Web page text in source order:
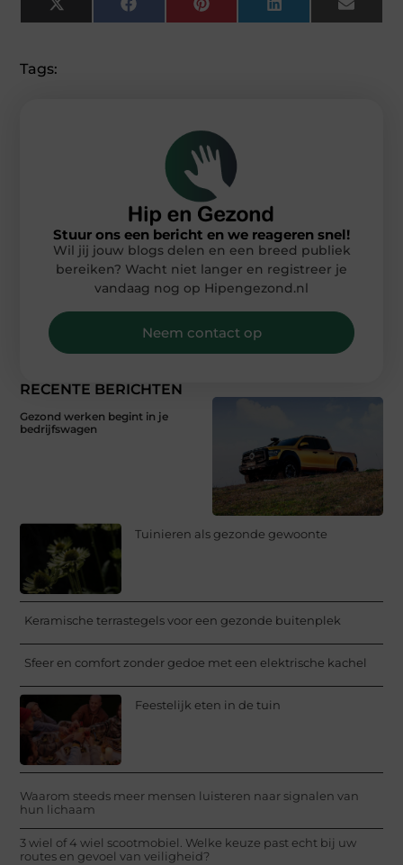
X
(Twitter)
FacebookPinterestLinkedInEmail
Tags:
RECENTE BERICHTEN
Gezond werken begint in je
bedrijfswagen
Tuinieren als gezonde gewoonte
Keramische terrastegels voor een gezonde buitenplek
Sfeer en comfort zonder gedoe met een elektrische kachel
Feestelijk eten in de tuin
Waarom steeds meer mensen luisteren naar signalen van
hun lichaam
3 wiel of 4 wiel scootmobiel. Welke keuze past echt bij uw
routes en gevoel van veiligheid?
Stuur ons een bericht en we reageren snel!
Wil jij jouw blogs delen en een breed publiek
bereiken? Wacht niet langer en registreer je
vandaag nog op Hipengezond.nl
Neem contact op